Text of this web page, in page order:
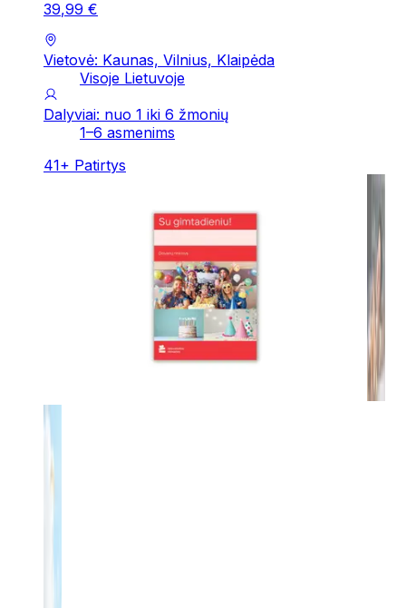
39,99 €
Vietovė: Kaunas, Vilnius, Klaipėda
Visoje Lietuvoje
Dalyviai: nuo 1 iki 6 žmonių
1–6 asmenims
41+ Patirtys